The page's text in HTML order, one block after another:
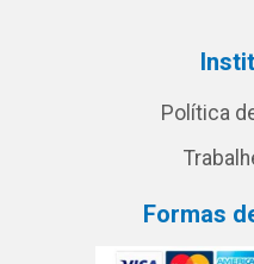
Política
Formas